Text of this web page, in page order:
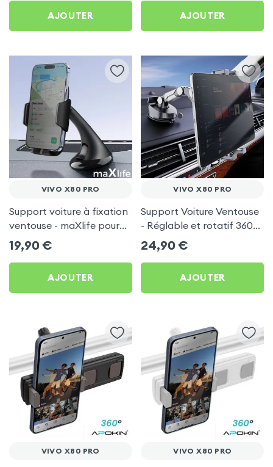
AJOUTER AJOUTER
VIVO X80 PRO
Support voiture à fixation
ventouse - maXlife pour
Vivo X80 Pro
19,90 €
AJOUTER
VIVO X80 PRO
Support Voiture Ventouse
- Réglable et rotatif 360°
pour Vivo X80 Pro
24,90 €
AJOUTER
VIVO X80 PRO VIVO X80 PRO